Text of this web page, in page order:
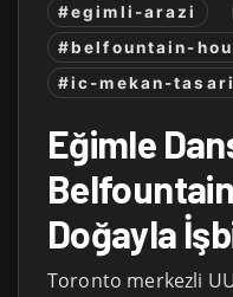
#egimli-arazi
#belfountain-
#ic-mekan-
Eğimle
Doğayla
Toronto merkezli